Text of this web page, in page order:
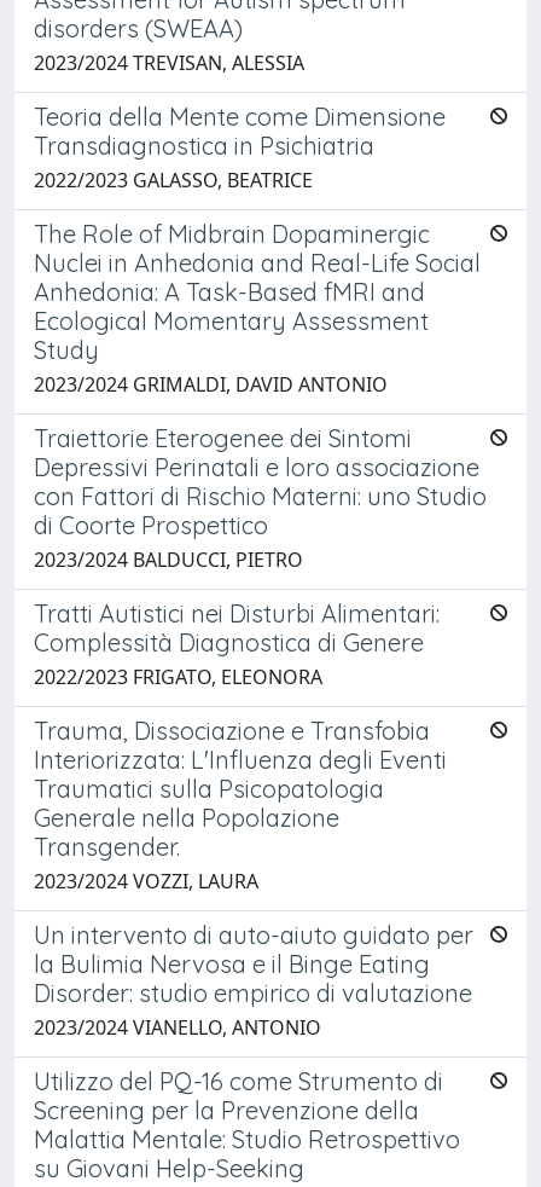
disorders (SWEAA)
2023/2024 TREVISAN, ALESSIA
Teoria della Mente come Dimensione
Transdiagnostica in Psichiatria
2022/2023 GALASSO, BEATRICE
The Role of Midbrain Dopaminergic
Nuclei in Anhedonia and Real-Life Social
Anhedonia: A Task-Based fMRI and
Ecological Momentary Assessment
Study
2023/2024 GRIMALDI, DAVID ANTONIO
Traiettorie Eterogenee dei Sintomi
Depressivi Perinatali e loro associazione
con Fattori di Rischio Materni: uno Studio
di Coorte Prospettico
2023/2024 BALDUCCI, PIETRO
Tratti Autistici nei Disturbi Alimentari:
Complessità Diagnostica di Genere
2022/2023 FRIGATO, ELEONORA
Trauma, Dissociazione e Transfobia
Interiorizzata: L'Influenza degli Eventi
Traumatici sulla Psicopatologia
Generale nella Popolazione
Transgender.
2023/2024 VOZZI, LAURA
Un intervento di auto-aiuto guidato per
la Bulimia Nervosa e il Binge Eating
Disorder: studio empirico di valutazione
2023/2024 VIANELLO, ANTONIO
Utilizzo del PQ-16 come Strumento di
Screening per la Prevenzione della
Malattia Mentale: Studio Retrospettivo
su Giovani Help-Seeking